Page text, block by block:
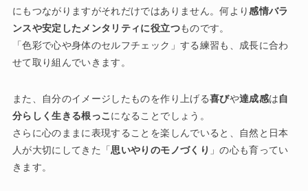
にもつながりますがそれだけではありません。何より感情バラ
ンスや安定したメンタリティに役立つものです。
「色彩で心や身体のセルフチェック」する練習も、成長に合わ
せて取り組んでいきます。
また、自分のイメージしたものを作り上げる喜びや達成感は自
分らしく生きる根っこ になることでしょう。
さらに心のままに表現することを楽しんでいると、自然と日本
人が大切にしてきた「思いやりのモノづくり 」の心も育ってい
きます。